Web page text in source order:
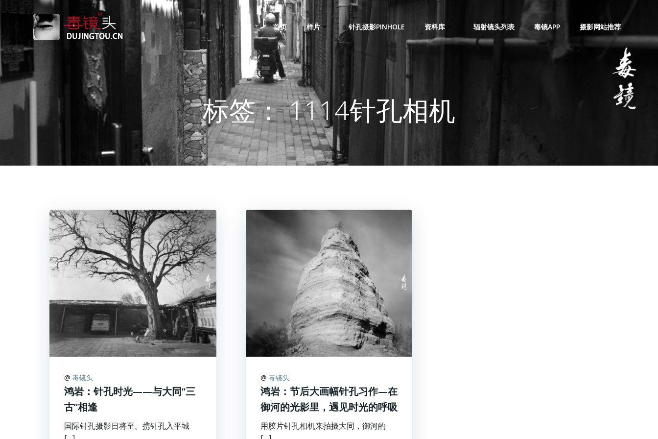
内
容
首页 样片 针孔摄影PINHOLE 资料库 辐射镜头列表 毒镜APP 摄影网站推荐
标签： 1114针孔相机
@ 毒镜头
鸿岩：针孔时光——与大同“三
古”相逢
国际针孔摄影日将至。携针孔入平城
@ 毒镜头
鸿岩：节后大画幅针孔习作—在
御河的光影里，遇见时光的呼吸
用胶片针孔相机来拍摄大同，御河的